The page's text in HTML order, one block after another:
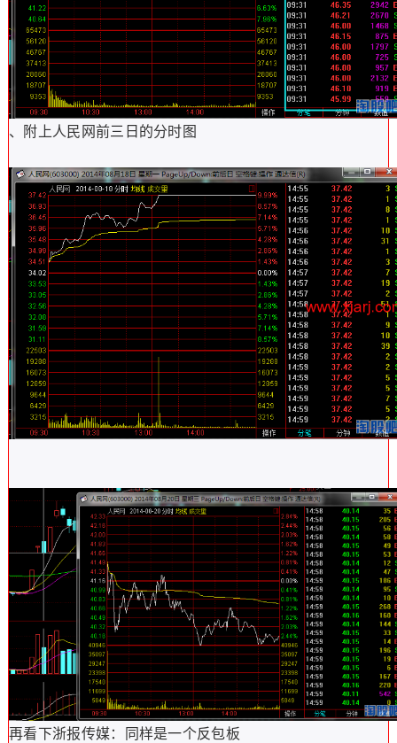
、附上人民网前三日的分时图
再看下浙报传媒：同样是一个反包板